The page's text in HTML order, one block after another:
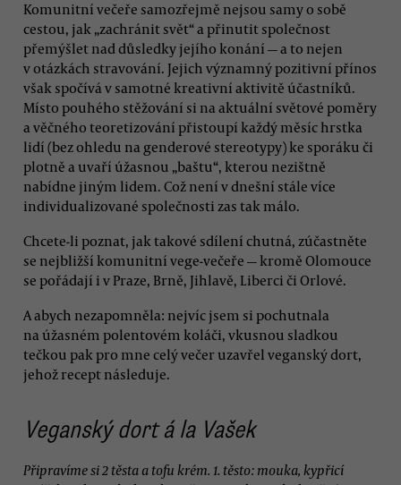
Komunitní večeře samozřejmě nejsou samy o sobě
cestou, jak „zachránit svět“ a přinutit společnost
přemýšlet nad důsledky jejího konání — a to nejen
v otázkách stravování. Jejich významný pozitivní přínos
však spočívá v samotné kreativní aktivitě účastníků.
Místo pouhého stěžování si na aktuální světové poměry
a věčného teoretizování přistoupí každý měsíc hrstka
lidí (bez ohledu na genderové stereotypy) ke sporáku či
plotně a uvaří úžasnou „baštu“, kterou nezištně
nabídne jiným lidem. Což není v dnešní stále více
individualizované společnosti zas tak málo.
Chcete-li poznat, jak takové sdílení chutná, zúčastněte
se nejbližší komunitní vege-večeře — kromě Olomouce
se pořádají i v Praze, Brně, Jihlavě, Liberci či Orlové.
A abych nezapomněla: nejvíc jsem si pochutnala
na úžasném polentovém koláči, vkusnou sladkou
tečkou pak pro mne celý večer uzavřel veganský dort,
jehož recept následuje.
Veganský dort á la Vašek
Připravíme si 2 těsta a tofu krém. 1. těsto: mouka, kypřicí